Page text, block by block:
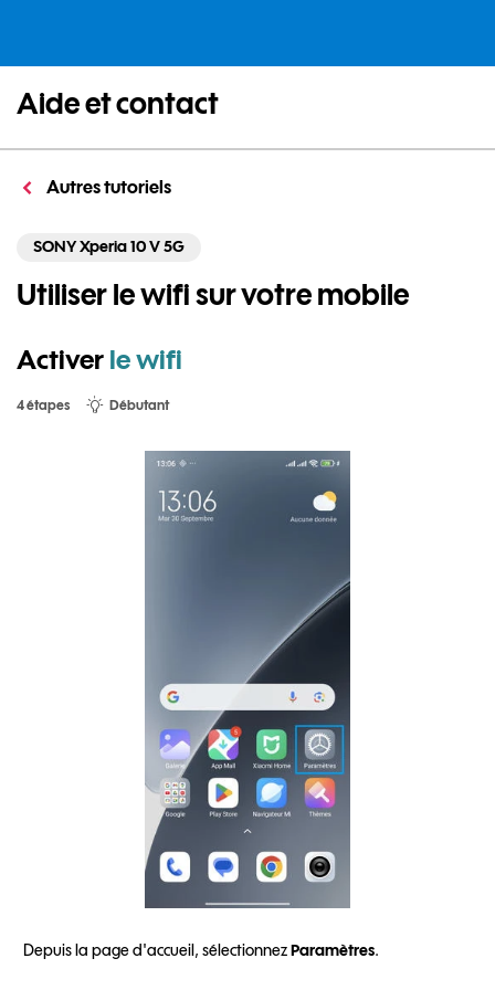
Aide et contact
Autres tutoriels
SONY Xperia 10 V 5G
Utiliser le wifi sur votre mobile
Activer le wifi
4 étapes Débutant
Depuis la page d'accueil, sélectionnezParamètres.